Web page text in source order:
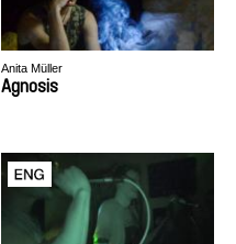
Anita Müller
Agnosis